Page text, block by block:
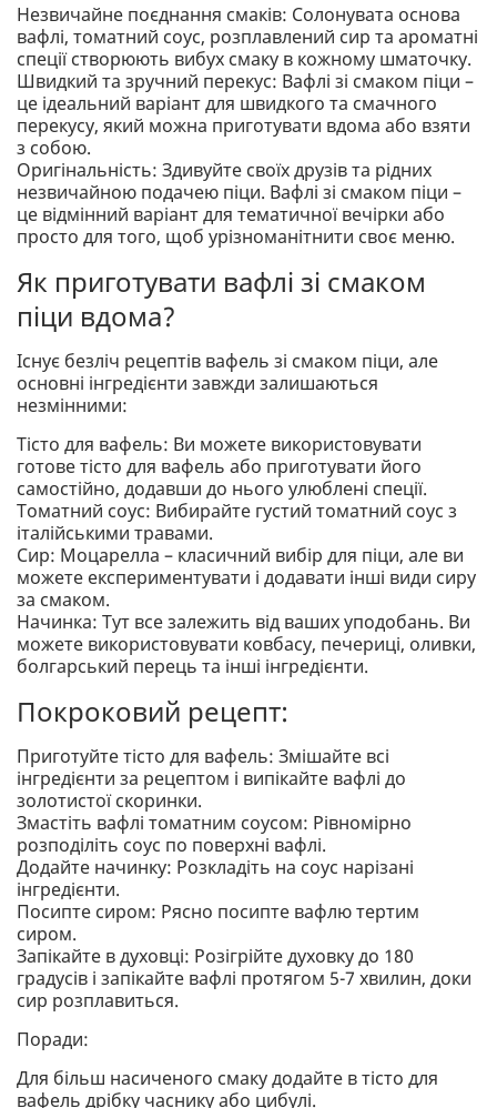
Незвичайне поєднання смаків: Солонувата основа
вафлі, томатний соус, розплавлений сир та ароматні
спеції створюють вибух смаку в кожному шматочку.
Швидкий та зручний перекус: Вафлі зі смаком піци –
це ідеальний варіант для швидкого та смачного
перекусу, який можна приготувати вдома або взяти
з собою.
Оригінальність: Здивуйте своїх друзів та рідних
незвичайною подачею піци. Вафлі зі смаком піци –
це відмінний варіант для тематичної вечірки або
просто для того, щоб урізноманітнити своє меню.
Як приготувати вафлі зі смаком
піци вдома?
Існує безліч рецептів вафель зі смаком піци, але
основні інгредієнти завжди залишаються
незмінними:
Тісто для вафель: Ви можете використовувати
готове тісто для вафель або приготувати його
самостійно, додавши до нього улюблені спеції.
Томатний соус: Вибирайте густий томатний соус з
італійськими травами.
Сир: Моцарелла – класичний вибір для піци, але ви
можете експериментувати і додавати інші види сиру
за смаком.
Начинка: Тут все залежить від ваших уподобань. Ви
можете використовувати ковбасу, печериці, оливки,
болгарський перець та інші інгредієнти.
Покроковий рецепт:
Приготуйте тісто для вафель: Змішайте всі
інгредієнти за рецептом і випікайте вафлі до
золотистої скоринки.
Змастіть вафлі томатним соусом: Рівномірно
розподіліть соус по поверхні вафлі.
Додайте начинку: Розкладіть на соус нарізані
інгредієнти.
Посипте сиром: Рясно посипте вафлю тертим
сиром.
Запікайте в духовці: Розігрійте духовку до 180
градусів і запікайте вафлі протягом 5-7 хвилин, доки
сир розплавиться.
Поради:
Для більш насиченого смаку додайте в тісто для
вафель дрібку часнику або цибулі.